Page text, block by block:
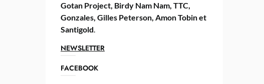
Gotan Project, Birdy Nam Nam, TTC,
Gonzales, Gilles Peterson, Amon Tobin et
Santigold.
NEWSLETTER
FACEBOOK